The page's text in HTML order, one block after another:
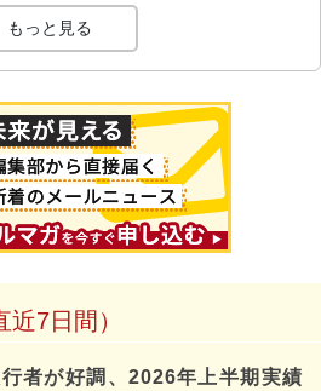
もっと見る
7日間）
者が好調、2026年上半期実績